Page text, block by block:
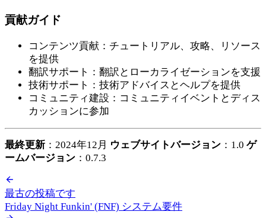
貢献ガイド
コンテンツ貢献：チュートリアル、攻略、リソース
を提供
翻訳サポート：翻訳とローカライゼーションを支援
技術サポート：技術アドバイスとヘルプを提供
コミュニティ建設：コミュニティイベントとディス
カッションに参加
最終更新 ：2024年12月 ウェブサイトバージョン ：1.0 ゲ
ームバージョン ：0.7.3
最古の投稿です
Friday Night Funkin' (FNF) システム要件